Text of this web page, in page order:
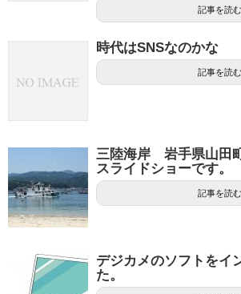
記事を読む
時代はSNSなのかな
記事を読む
三陸海岸 岩手県山田
スライドショーです。
記事を読む
デジカメのソフトをイ
た。